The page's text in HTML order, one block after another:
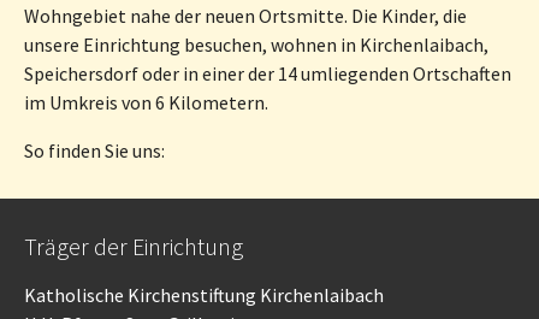
Wohngebiet nahe der neuen Ortsmitte. Die Kinder, die
unsere Einrichtung besuchen, wohnen in Kirchenlaibach,
Speichersdorf oder in einer der 14 umliegenden Ortschaften
im Umkreis von 6 Kilometern.
So finden Sie uns:
Träger der Einrichtung
Katholische Kirchenstiftung Kirchenlaibach